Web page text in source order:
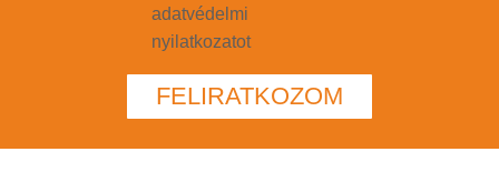
adatvédelmi
nyilatkozatot
FELIRATKOZOM